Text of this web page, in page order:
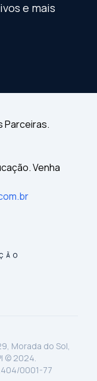
e mais
Parceiras.
Venha
Morada do Sol,
© 2024.
0001-77